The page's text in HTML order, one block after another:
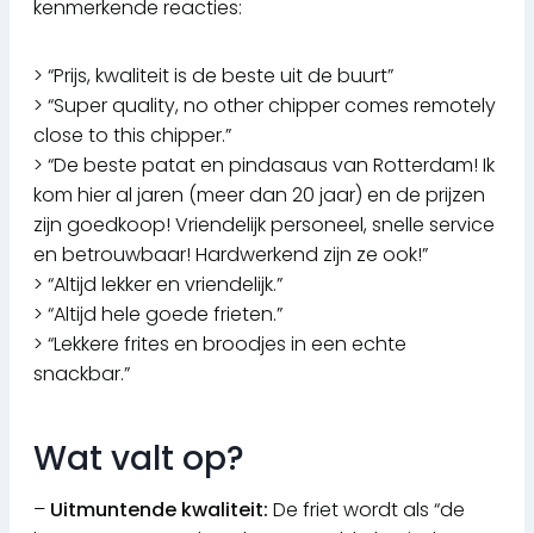
kenmerkende reacties:
> “Prijs, kwaliteit is de beste uit de buurt”
> “Super quality, no other chipper comes remotely
close to this chipper.”
> “De beste patat en pindasaus van Rotterdam! Ik
kom hier al jaren (meer dan 20 jaar) en de prijzen
zijn goedkoop! Vriendelijk personeel, snelle service
en betrouwbaar! Hardwerkend zijn ze ook!”
> “Altijd lekker en vriendelijk.”
> “Altijd hele goede frieten.”
> “Lekkere frites en broodjes in een echte
snackbar.”
Wat valt op?
– Uitmuntende kwaliteit: De friet wordt als “de